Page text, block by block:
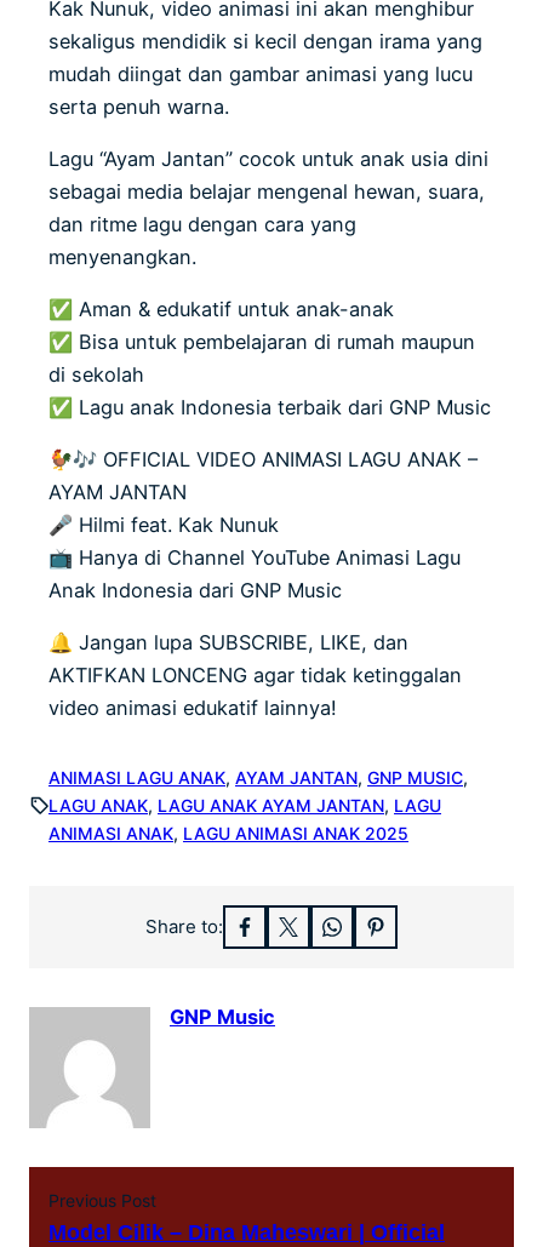
Kak Nunuk, video animasi ini akan menghibur
sekaligus mendidik si kecil dengan irama yang
mudah diingat dan gambar animasi yang lucu
serta penuh warna.
Lagu “Ayam Jantan” cocok untuk anak usia dini
sebagai media belajar mengenal hewan, suara,
dan ritme lagu dengan cara yang
menyenangkan.
✅ Aman & edukatif untuk anak-anak
✅ Bisa untuk pembelajaran di rumah maupun
di sekolah
✅ Lagu anak Indonesia terbaik dari GNP Music
🐓🎶 OFFICIAL VIDEO ANIMASI LAGU ANAK –
AYAM JANTAN
🎤 Hilmi feat. Kak Nunuk
📺 Hanya di Channel YouTube Animasi Lagu
Anak Indonesia dari GNP Music
🔔 Jangan lupa SUBSCRIBE, LIKE, dan
AKTIFKAN LONCENG agar tidak ketinggalan
video animasi edukatif lainnya!
ANIMASI LAGU ANAK, AYAM JANTAN, GNP MUSIC
LAGU ANAK, LAGU ANAK AYAM JANTAN, LAGU
ANIMASI ANAK, LAGU ANIMASI ANAK 2025
Share to:
GNP Music
Previous Post
Model Cilik – Dina Maheswari | Official